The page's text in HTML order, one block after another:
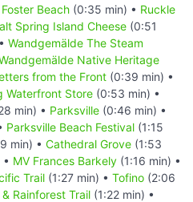
Beach (0:35 min) • Ruckle
Spring Island Cheese (0:51
Wandgemälde The Steam
Native Heritage
from the Front (0:39 min) •
Waterfront Store (0:53 min) •
min) • Parksville (0:46 min) •
Parksville Beach Festival (1:15
min) • Cathedral Grove (1:53
MV Frances Barkely (1:16 min) •
Trail (1:27 min) • Tofino (2:06
Rainforest Trail (1:22 min) •